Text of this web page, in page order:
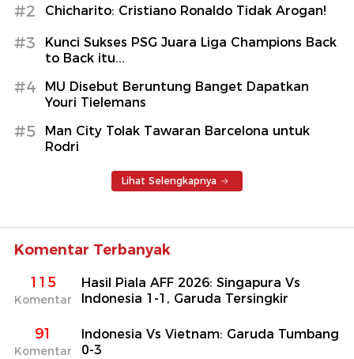
#2 Chicharito: Cristiano Ronaldo Tidak Arogan!
#3
Kunci Sukses PSG Juara Liga Champions Back
to Back itu...
#4
MU Disebut Beruntung Banget Dapatkan
Youri Tielemans
#5
Man City Tolak Tawaran Barcelona untuk
Rodri
Lihat Selengkapnya
Komentar Terbanyak
115
Komentar
Hasil Piala AFF 2026: Singapura Vs
Indonesia 1-1, Garuda Tersingkir
91
Komentar
Indonesia Vs Vietnam: Garuda Tumbang
0-3